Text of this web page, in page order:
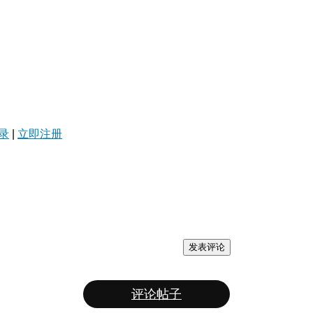
立即注册
发表评论
评论帖子